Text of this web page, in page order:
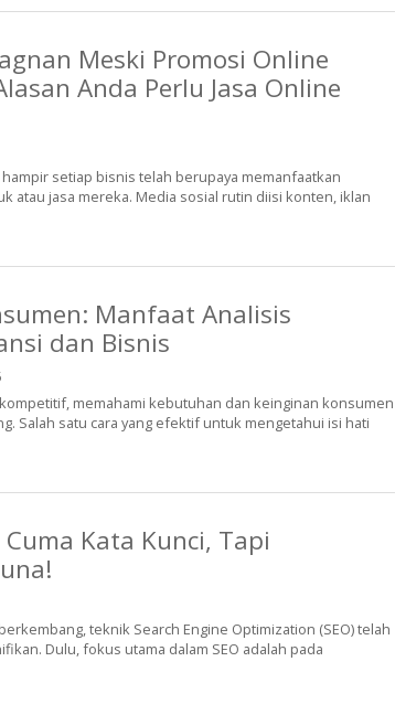
Meski Promosi Online
Anda Perlu Jasa Online
setiap bisnis telah berupaya memanfaatkan
atau jasa mereka. Media sosial rutin diisi konten, iklan
Manfaat Analisis
dan Bisnis
memahami kebutuhan dan keinginan konsumen
Salah satu cara yang efektif untuk mengetahui isi hati
Kata Kunci, Tapi
teknik Search Engine Optimization (SEO) telah
Dulu, fokus utama dalam SEO adalah pada